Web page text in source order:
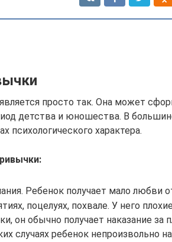
просто так. Она может
детства и юношества. В
психологического характера.
Ребенок получает мало любви
поцелуях, похвале. У него
он обычно получает наказание за
случаях ребенок непроизвольно